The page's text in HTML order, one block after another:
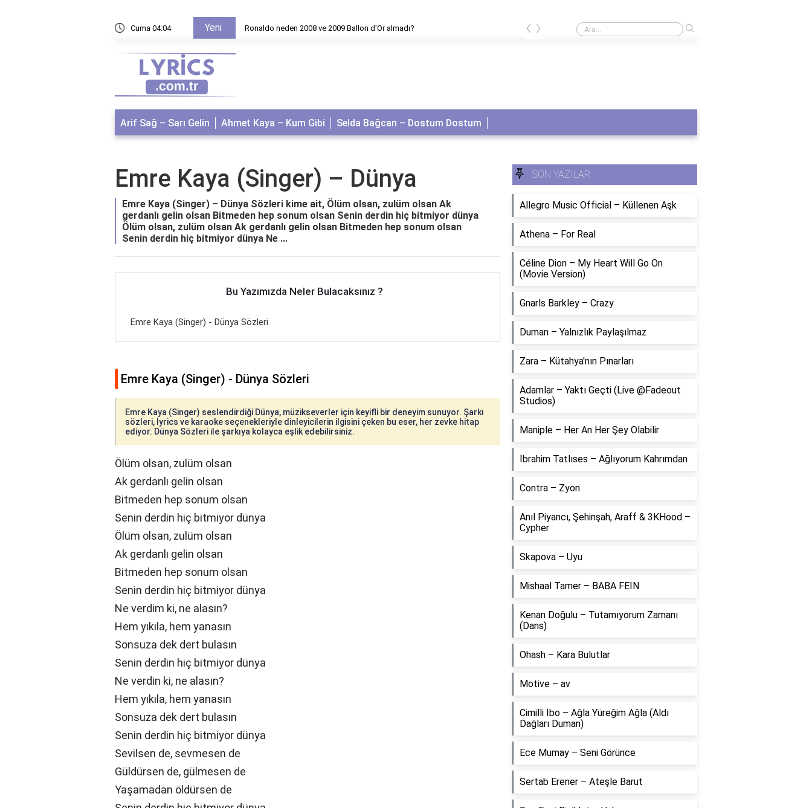
Cuma 04:04 Yeni
Ronaldo neden 2008 ve 2009 Ballon d'Or almadı? Amcaya doğum günü için sözler
‹ ›
Arif Sağ – Sarı Gelin Ahmet Kaya – Kum Gibi Selda Bağcan – Dostum Dostum
Emre Kaya (Singer) – Dünya
Emre Kaya (Singer) – Dünya Sözleri kime ait, Ölüm olsan, zulüm olsan Ak
gerdanlı gelin olsan Bitmeden hep sonum olsan Senin derdin hiç bitmiyor dünya
Ölüm olsan, zulüm olsan Ak gerdanlı gelin olsan Bitmeden hep sonum olsan
Senin derdin hiç bitmiyor dünya Ne ...
Bu Yazımızda Neler Bulacaksınız ?
Emre Kaya (Singer) - Dünya Sözleri
Emre Kaya (Singer) - Dünya Sözleri
Emre Kaya (Singer) seslendirdiği Dünya, müzikseverler için keyifli bir deneyim sunuyor. Şarkı
sözleri, lyrics ve karaoke seçenekleriyle dinleyicilerin ilgisini çeken bu eser, her zevke hitap
ediyor. Dünya Sözleri ile şarkıya kolayca eşlik edebilirsiniz.
Ölüm olsan, zulüm olsan
Ak gerdanlı gelin olsan
Bitmeden hep sonum olsan
Senin derdin hiç bitmiyor dünya
Ölüm olsan, zulüm olsan
Ak gerdanlı gelin olsan
Bitmeden hep sonum olsan
Senin derdin hiç bitmiyor dünya
Ne verdim ki, ne alasın?
Hem yıkıla, hem yanasın
Sonsuza dek dert bulasın
Senin derdin hiç bitmiyor dünya
Ne verdin ki, ne alasın?
Hem yıkıla, hem yanasın
Sonsuza dek dert bulasın
Senin derdin hiç bitmiyor dünya
Sevilsen de, sevmesen de
Güldürsen de, gülmesen de
Yaşamadan öldürsen de
SON YAZILAR
Allegro Music Official – Küllenen Aşk
Athena – For Real
Céline Dion – My Heart Will Go On
(Movie Version)
Gnarls Barkley – Crazy
Duman – Yalnızlık Paylaşılmaz
Zara – Kütahya'nın Pınarları
Adamlar – Yaktı Geçti (Live @Fadeout
Studios)
Maniple – Her An Her Şey Olabilir
İbrahim Tatlıses – Ağlıyorum Kahrımdan
Contra – Zyon
Anıl Piyancı, Şehinşah, Araff & 3KHood –
Cypher
Skapova – Uyu
Mishaal Tamer – BABA FEIN
Kenan Doğulu – Tutamıyorum Zamanı
(Dans)
Ohash – Kara Bulutlar
Motive – av
Cimilli İbo – Ağla Yüreğim Ağla (Aldı
Dağları Duman)
Ece Mumay – Seni Görünce
Sertab Erener – Ateşle Barut